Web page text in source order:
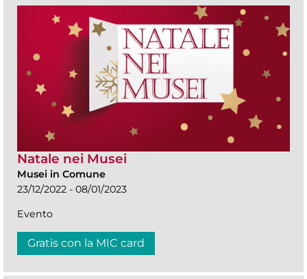
Natale nei Musei
Musei in Comune
23/12/2022 - 08/01/2023
Evento
Gratis con la MIC card